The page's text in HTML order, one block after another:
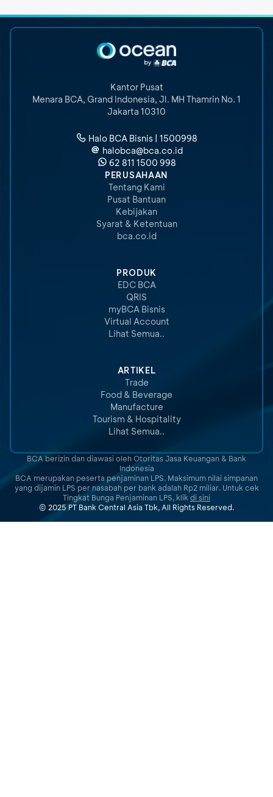
Kantor Pusat
Menara BCA, Grand Indonesia, Jl. MH Thamrin No. 1
Jakarta 10310
Halo BCA Bisnis | 1500998
halobca@bca.co.id
62 811 1500 998
PERUSAHAAN
Tentang Kami
Pusat Bantuan
Kebijakan
Syarat & Ketentuan
bca.co.id
PRODUK
EDC BCA
QRIS
myBCA Bisnis
Virtual Account
Lihat Semua..
ARTIKEL
Trade
Food & Beverage
Manufacture
Tourism & Hospitality
Lihat Semua..
BCA berizin dan diawasi oleh Otoritas Jasa Keuangan & Bank
Indonesia
BCA merupakan peserta penjaminan LPS. Maksimum nilai simpanan
yang dijamin LPS per nasabah per bank adalah Rp2 miliar. Untuk cek
Tingkat Bunga Penjaminan LPS, klik di sini
© 2025 PT Bank Central Asia Tbk, All Rights Reserved.